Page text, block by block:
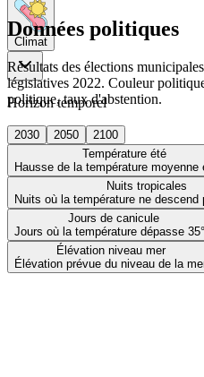
Climat
Horizon temporel
2030 2050
2100
Température été
Hausse de la température moyenne
Nuits tropicales
Nuits où la température ne descend
Jours de canicule
Jours où la température dépasse
Élévation niveau mer
Élévation prévue du niveau de la
Données politiques
Résultats des élections
législatives 2022. Couleur
politique, taux d'abstention.